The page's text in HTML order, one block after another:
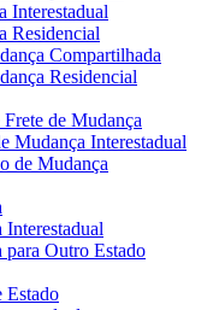
Interestadual
Residencial
Compartilhada
Residencial
de Mudança
Mudança Interestadual
de Mudança
Interestadual
para Outro Estado
Estado